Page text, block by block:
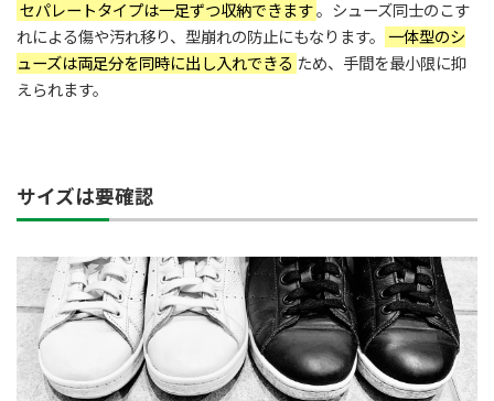
セパレートタイプは一足ずつ収納できます。シューズ同士のこす
れによる傷や汚れ移り、型崩れの防止にもなります。
一体型のシ
ューズは両足分を同時に出し入れできる ため、手間を最小限に抑
えられます。
サイズは要確認